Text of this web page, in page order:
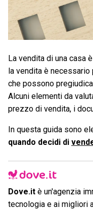
La vendita di una casa
la vendita è necessario
che possono
Alcuni elementi da
prezzo di vendita, i
In questa guida sono
quando decidi di
Dove.it è un'agenzia
tecnologia e ai migliori